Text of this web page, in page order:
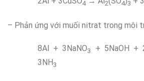
4 2 4 3
– Phản ứng với muối nitrat trong môi
8Al + 3NaNO3 + 5NaOH +
3NH3